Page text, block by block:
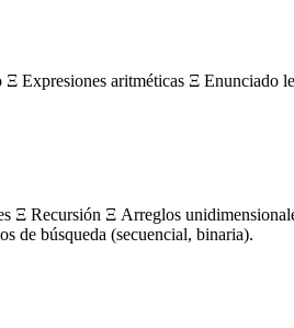
aritméticas Ξ Enunciado
Ξ Recursión Ξ Arreglos
de búsqueda (secuencial, binaria).